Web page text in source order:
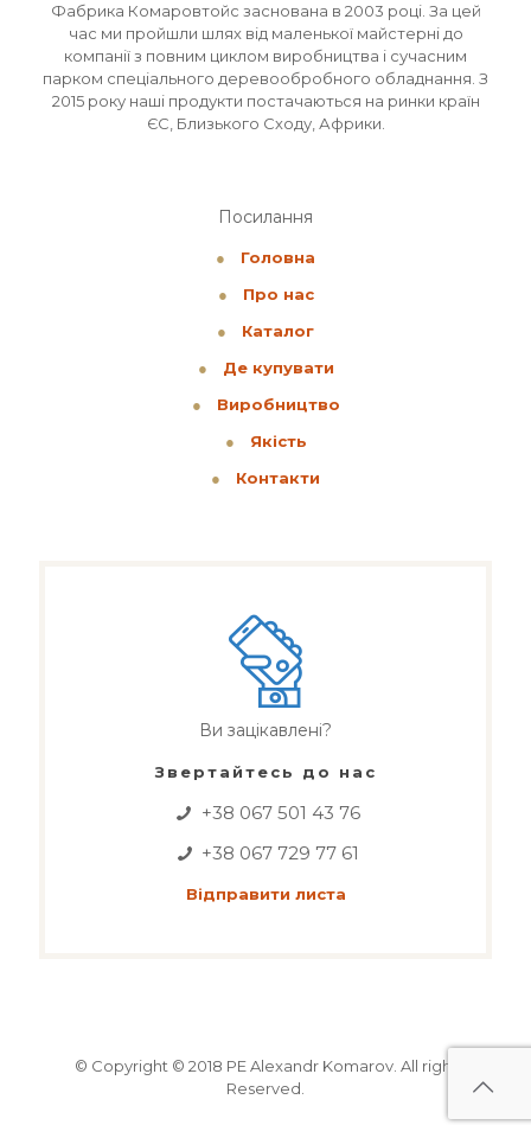
Фабрика Комаровтойс заснована в 2003 році. За цей
час ми пройшли шлях від маленької майстерні до
компанії з повним циклом виробництва і сучасним
парком спеціального деревообробного обладнання. З
2015 року наші продукти постачаються на ринки країн
ЄС, Близького Сходу, Африки.
Посилання
●
Головна
●
Про нас
●
Каталог
●
Де купувати
●
Виробництво
●
Якість
●
Контакти
Ви зацікавлені?
Звертайтесь до нас
+38 067 501 43 76
+38 067 729 77 61
Відправити листа
© Copyright © 2018 PE Alexandr Komarov. All right
Reserved.